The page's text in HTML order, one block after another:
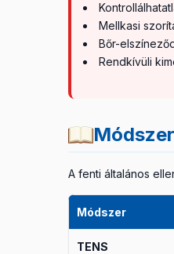
Mellkasi
Bőr-
Rendkívüli
A fenti általános
Módszer
TENS